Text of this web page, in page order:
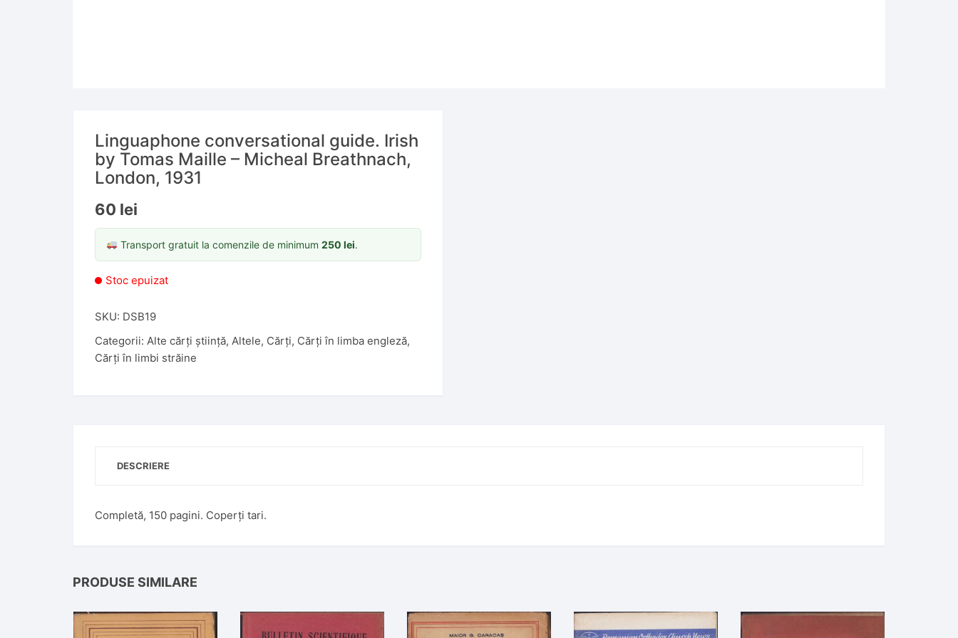
Linguaphone conversational guide. Irish
by Tomas Maille – Micheal Breathnach,
London, 1931
60 lei
Transport gratuit la comenzile de minimum 250 lei.
Stoc epuizat
SKU: DSB19
Categorii: Alte cărți știință, Altele, Cărți, Cărți în limba engleză,
Cărți în limbi străine
DESCRIERE
Completă, 150 pagini. Coperți tari.
PRODUSE SIMILARE